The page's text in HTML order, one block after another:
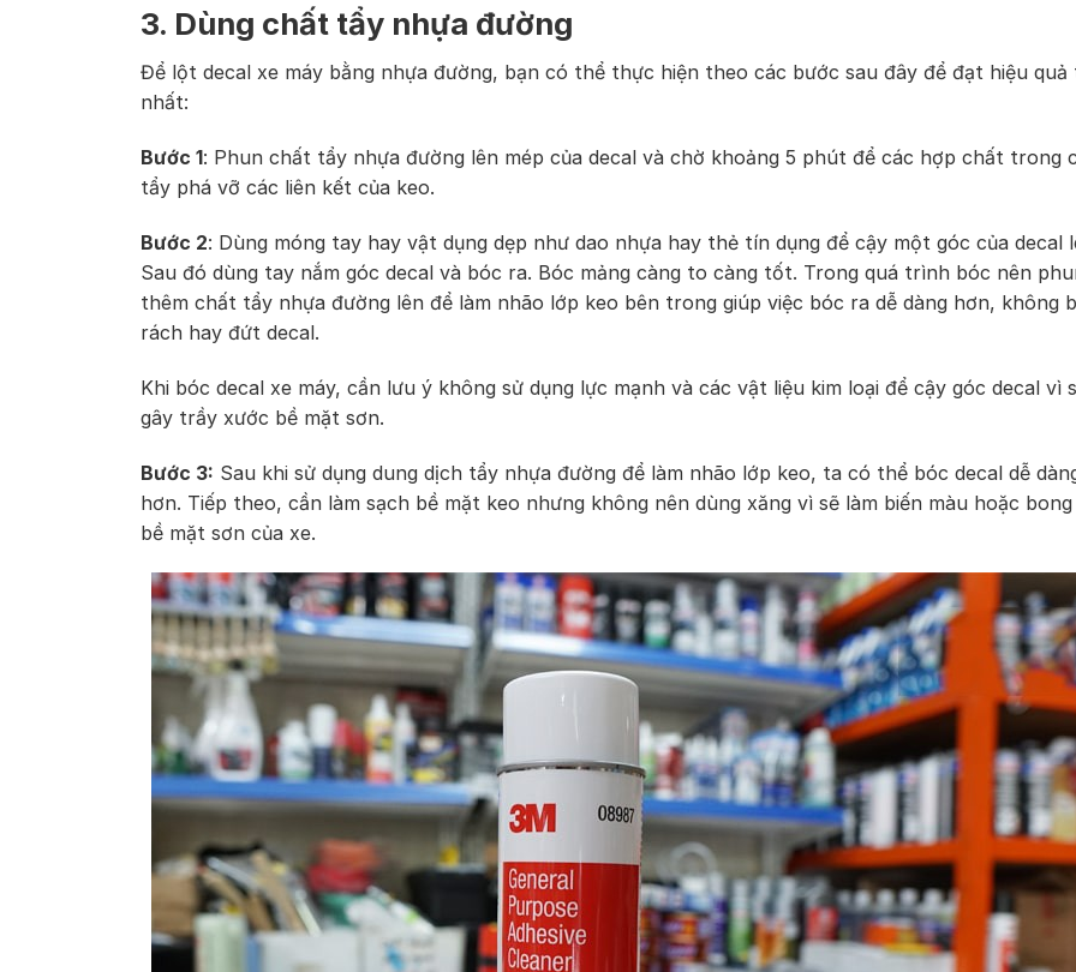
3. Dùng chất tẩy nhựa đường
Để lột decal xe máy bằng nhựa đường, bạn có thể thực hiện theo các bước sau đây để đạt hiệu
nhất:
Bước 1: Phun chất tẩy nhựa đường lên mép của decal và chờ khoảng 5 phút để các hợp chất trong
tẩy phá vỡ các liên kết của keo.
Bước 2: Dùng móng tay hay vật dụng dẹp như dao nhựa hay thẻ tín dụng để cậy một góc của decal
Sau đó dùng tay nắm góc decal và bóc ra. Bóc mảng càng to càng tốt. Trong quá trình bóc nên
thêm chất tẩy nhựa đường lên để làm nhão lớp keo bên trong giúp việc bóc ra dễ dàng hơn, không
rách hay đứt decal.
Khi bóc decal xe máy, cần lưu ý không sử dụng lực mạnh và các vật liệu kim loại để cậy góc decal vì
gây trầy xước bề mặt sơn.
Bước 3: Sau khi sử dụng dung dịch tẩy nhựa đường để làm nhão lớp keo, ta có thể bóc decal dễ
hơn. Tiếp theo, cần làm sạch bề mặt keo nhưng không nên dùng xăng vì sẽ làm biến màu hoặc
bề mặt sơn của xe.